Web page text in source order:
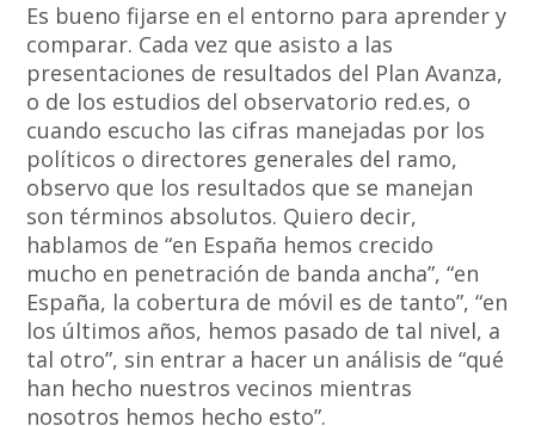
Es bueno fijarse en el entorno para aprender y
comparar. Cada vez que asisto a las
presentaciones de resultados del Plan Avanza,
o de los estudios del observatorio red.es, o
cuando escucho las cifras manejadas por los
políticos o directores generales del ramo,
observo que los resultados que se manejan
son términos absolutos. Quiero decir,
hablamos de “en España hemos crecido
mucho en penetración de banda ancha”, “en
España, la cobertura de móvil es de tanto”, “en
los últimos años, hemos pasado de tal nivel, a
tal otro”, sin entrar a hacer un análisis de “qué
han hecho nuestros vecinos mientras
nosotros hemos hecho esto”.